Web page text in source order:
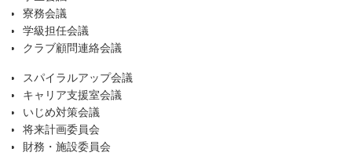
寮務会議
学級担任会議
クラブ顧問連絡会議
スパイラルアップ会議
キャリア支援室会議
いじめ対策会議
将来計画委員会
財務・施設委員会